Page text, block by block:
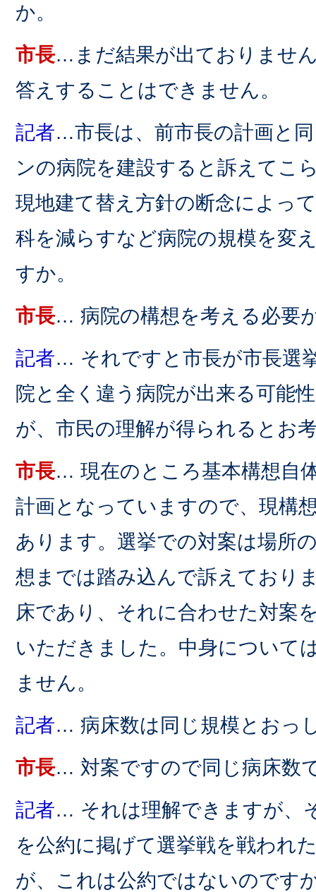
か。
市長…まだ結果が出ておりませ
答えすることはできません。
記者…市長は、前市長の計画と
ンの病院を建設すると訴えてこ
現地建て替え方針の断念によっ
科を減らすなど病院の規模を変
すか。
市長… 病院の構想を考える必要
記者… それですと市長が市長選
院と全く違う病院が出来る可能
が、市民の理解が得られるとお
市長… 現在のところ基本構想自
計画となっていますので、現構
あります。選挙での対案は場所
想までは踏み込んで訴えており
床であり、それに合わせた対案
いただきました。中身について
ません。
記者… 病床数は同じ規模とおっ
市長… 対案ですので同じ病床数
記者… それは理解できますが、
を公約に掲げて選挙戦を戦われ
が、これは公約ではないのです